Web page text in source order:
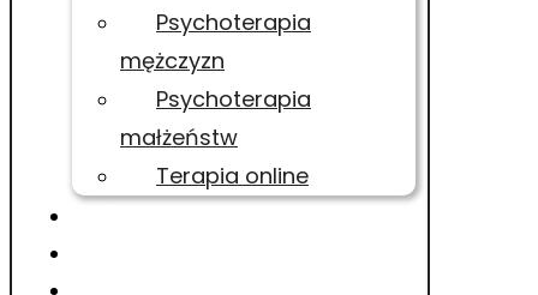
Psychoterapia
mężczyzn
Psychoterapia
małżeństw
Terapia online